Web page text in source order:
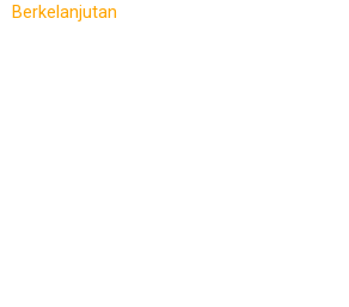
Berkelanjutan